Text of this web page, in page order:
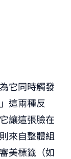
它同時觸發
這兩種反
讓這張臉在
來自整體組
美標籤（如